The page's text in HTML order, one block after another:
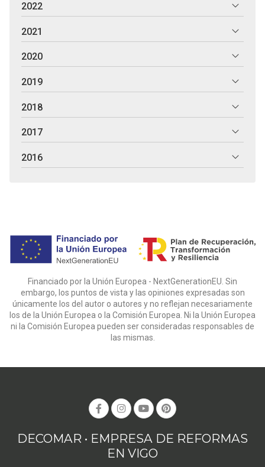
2022
2021
2020
2019
2018
2017
2016
Financiado por la Unión Europea - NextGenerationEU. Sin
embargo, los puntos de vista y las opiniones expresadas son
únicamente los del autor o autores y no reflejan necesariamente
los de la Unión Europea o la Comisión Europea. Ni la Unión Europea
ni la Comisión Europea pueden ser consideradas responsables de
las mismas.
DECOMAR • EMPRESA DE REFORMAS
EN VIGO